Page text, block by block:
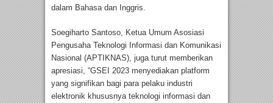
dalam Bahasa dan Inggris.
Soegiharto Santoso, Ketua Umum Asosiasi
Pengusaha Teknologi Informasi dan Komunikasi
Nasional (APTIKNAS), juga turut memberikan
apresiasi, “GSEI 2023 menyediakan platform
yang signifikan bagi para pelaku industri
elektronik khususnya teknologi informasi dan